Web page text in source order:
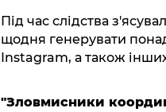
Під час слідства
щодня генерувати
Instagram, а також
"Зловмисники